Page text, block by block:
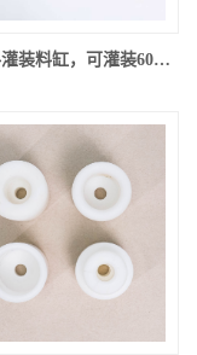
广州大料灌装料缸，可灌装60管径